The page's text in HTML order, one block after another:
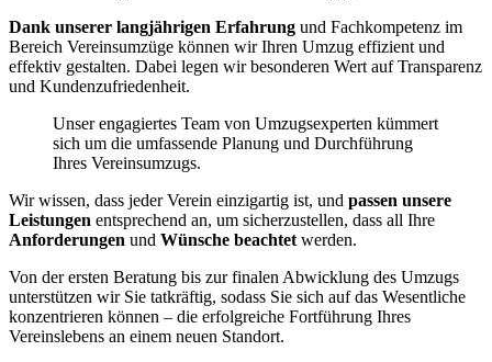
Dank unserer langjährigen Erfahrung und Fachkompetenz im
Bereich Vereinsumzüge können wir Ihren Umzug effizient und
effektiv gestalten. Dabei legen wir besonderen Wert auf Transparenz
und Kundenzufriedenheit.
Unser engagiertes Team von Umzugsexperten kümmert
sich um die umfassende Planung und Durchführung
Ihres Vereinsumzugs.
Wir wissen, dass jeder Verein einzigartig ist, und passen unsere
Leistungen entsprechend an, um sicherzustellen, dass all Ihre
Anforderungen und Wünsche beachtet werden.
Von der ersten Beratung bis zur finalen Abwicklung des Umzugs
unterstützen wir Sie tatkräftig, sodass Sie sich auf das Wesentliche
konzentrieren können – die erfolgreiche Fortführung Ihres
Vereinslebens an einem neuen Standort.